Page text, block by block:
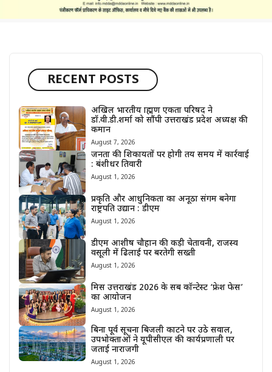
RECENT POSTS
अखिल भारतीय ब्राह्मण एकता परिषद ने
डॉ.वी.डी.शर्मा को सौंपी उत्तराखंड प्रदेश अध्यक्ष की
कमान
August 7, 2026
जनता की शिकायतों पर होगी तय समय में कार्रवाई
: बंशीधर तिवारी
August 1, 2026
प्रकृति और आधुनिकता का अनूठा संगम बनेगा
राष्ट्रपति उद्यान : डीएम
August 1, 2026
डीएम आशीष चौहान की कड़ी चेतावनी, राजस्व
वसूली में ढिलाई पर बरतेगी सख्ती
August 1, 2026
मिस उत्तराखंड 2026 के सब कॉन्टेस्ट ‘फ्रेश फेस’
का आयोजन
August 1, 2026
बिना पूर्व सूचना बिजली काटने पर उठे सवाल,
उपभोक्ताओं ने यूपीसीएल की कार्यप्रणाली पर
जताई नाराजगी
August 1, 2026